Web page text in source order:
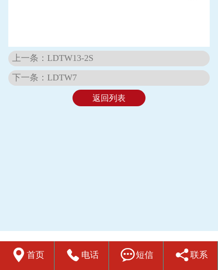
上一条：LDTW13-2S
下一条：LDTW7
返回列表
 首页  电话 短信  联系